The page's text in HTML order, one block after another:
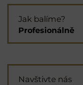
Jak balíme?
Profesionálně
Navštivte nás